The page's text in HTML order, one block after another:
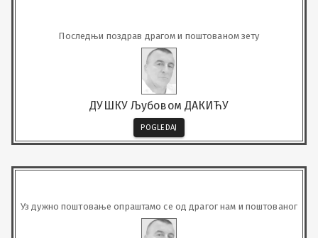
Последњи поздрав драгом и поштованом зету
ДУШКУ Љубовом ДАКИЋУ
POGLEDAJ
Уз дужно поштовање опраштамо се од драгог нам и поштованог